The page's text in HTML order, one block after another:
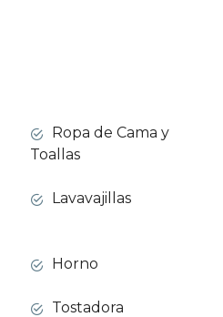
para paseos y fantásticas
lugar perfecto para relajarse
comunitaria, que ofrece una
mar. Además, hay una
restaurantes y
a los huéspedes
Ropa de Cama y
Toallas
Lavavajillas
Horno
Tostadora